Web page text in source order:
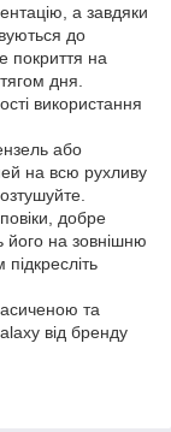
а завдяки
до
покриття на
дня.
використання
або
на всю рухливу
добре
його на зовнішню
та
від бренду